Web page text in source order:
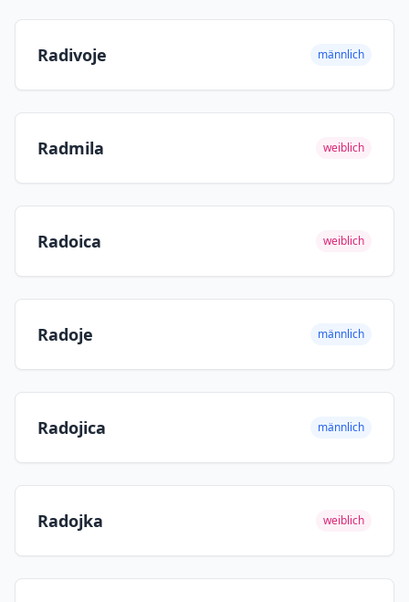
Radivoje männlich
Radmila weiblich
Radoica weiblich
Radoje männlich
Radojica männlich
Radojka weiblich